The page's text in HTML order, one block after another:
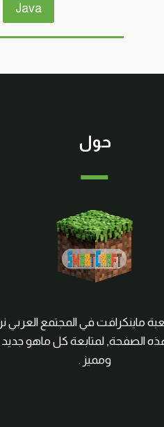
Java
حول
ماينكرافت في المجتمع العربي
الصفحة, لمتابعة كل ماهو
ومميز .